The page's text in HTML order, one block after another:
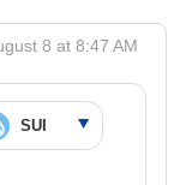
8 at 8:47 AM